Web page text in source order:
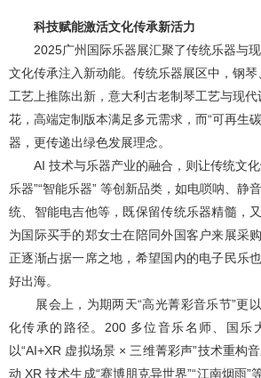
科技赋能激活文化传承新活力
2025广州国际乐器展汇聚了传统乐器与
文化传承注入新动能。传统乐器展区中，钢
工艺上推陈出新，意大利古老制琴工艺与现
花，高端定制版本满足多元需求，而“可再生
器，更传递出绿色发展理念。
AI 技术与乐器产业的融合，则让传统文化
乐器”“智能乐器” 等创新品类，如电唢呐、静
统、智能电吉他等，既保留传统乐器精髓，
为国际买手的郑女士在陪同外国客户来展采
正逐渐占据一席之地，希望国内的电子民乐
好出海。
展会上，为期两天“高光菁彩音乐节”更以
化传承的路径。200 多位音乐名师、国乐
以“AI+XR 虚拟场景 × 三维菁彩声”技术重构
动 XR 技术生成“赛博朋克异世界”“江南烟雨”